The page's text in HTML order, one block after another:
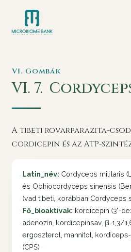
VI. Gombák
VI. 7.
A tibeti rovarparazita-
cordicepin és az ATP-
Latin_név: Cordyceps militaris
és Ophiocordyceps sinensis
(vad tibeti, korábban Cordyceps
Fő_bioaktívak: kordicepin (3'-
adenozin, kordicepinsav, β-1,3/
ergoszterol, mannitol,
(CPS)